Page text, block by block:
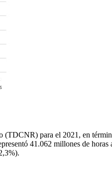
para el 2021, en
41.062 millones de